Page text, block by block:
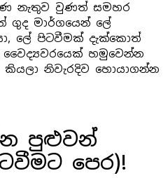
නැතුව වුණත් සමහර
ගුද මාර්ගයෙන් ලේ
ලේ පිටවීමක් දැක්කොත්
හමුවෙන්න
කියලා නිවැරදිව හොයාගන්න
පුළුවන්
පෙර)!